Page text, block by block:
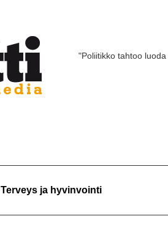
"Poliitikko tahtoo
Terveys ja hyvinvointi